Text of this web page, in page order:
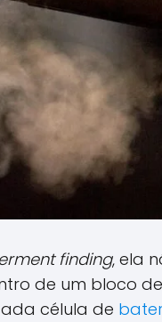
finding, ela
de um bloco
célula de